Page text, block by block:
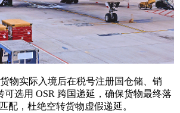
实际入境后在税号注册国仓储、销
可选用 OSR 跨国递延，确保货物最终落
配，杜绝空转货物虚假递延。